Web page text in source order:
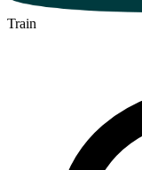
Train